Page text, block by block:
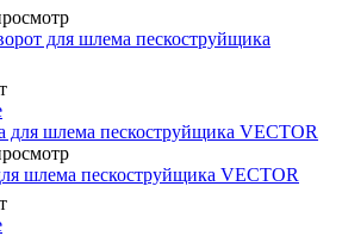
для шлема пескоструйщика
шлема пескоструйщика VECTOR